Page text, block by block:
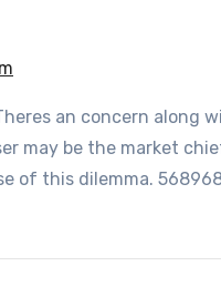
an concern along
may be the market
of this dilemma.